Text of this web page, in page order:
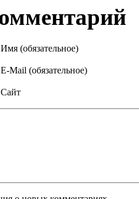
Имя (обязательное)
E-Mail (обязательное)
Сайт